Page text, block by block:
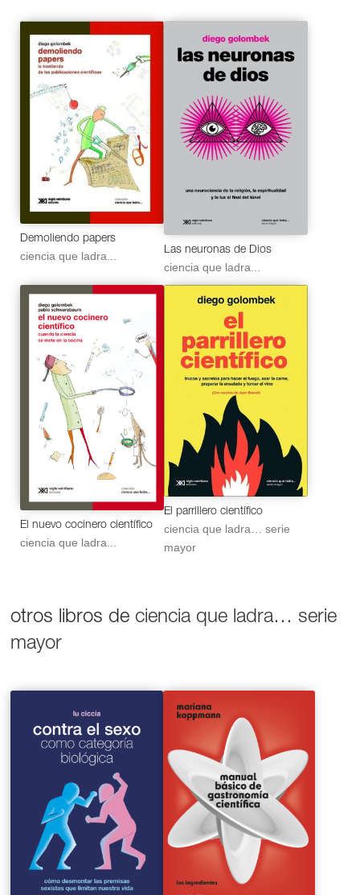
Demoliendo papers
ciencia que ladra... Las neuronas de Dios
ciencia que ladra...
El nuevo cocinero científico
ciencia que ladra...
El parrillero científico
ciencia que ladra… serie
mayor
otros libros deciencia que ladra… serie
mayor